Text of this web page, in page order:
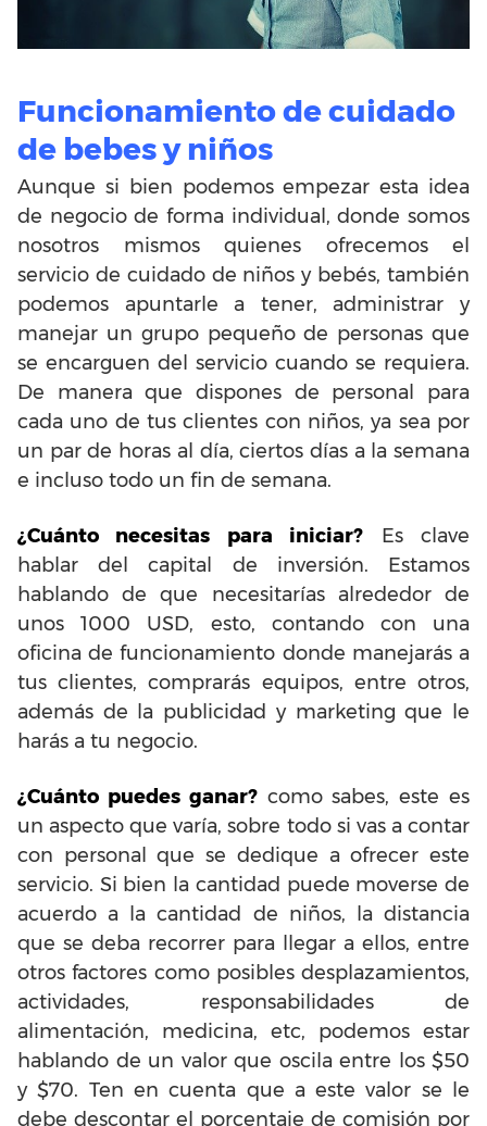
Funcionamiento de cuidado
de bebes y niños
Aunque si bien podemos empezar esta idea
de negocio de forma individual, donde somos
nosotros mismos quienes ofrecemos el
servicio de cuidado de niños y bebés, también
podemos apuntarle a tener, administrar y
manejar un grupo pequeño de personas que
se encarguen del servicio cuando se requiera.
De manera que dispones de personal para
cada uno de tus clientes con niños, ya sea por
un par de horas al día, ciertos días a la semana
e incluso todo un fin de semana.
¿Cuánto necesitas para iniciar? Es clave
hablar del capital de inversión. Estamos
hablando de que necesitarías alrededor de
unos 1000 USD, esto, contando con una
oficina de funcionamiento donde manejarás a
tus clientes, comprarás equipos, entre otros,
además de la publicidad y marketing que le
harás a tu negocio.
¿Cuánto puedes ganar?como sabes, este es
un aspecto que varía, sobre todo si vas a contar
con personal que se dedique a ofrecer este
servicio. Si bien la cantidad puede moverse de
acuerdo a la cantidad de niños, la distancia
que se deba recorrer para llegar a ellos, entre
otros factores como posibles desplazamientos,
actividades, responsabilidades de
alimentación, medicina, etc, podemos estar
hablando de un valor que oscila entre los $50
y $70. Ten en cuenta que a este valor se le
debe descontar el porcentaje de comisión por